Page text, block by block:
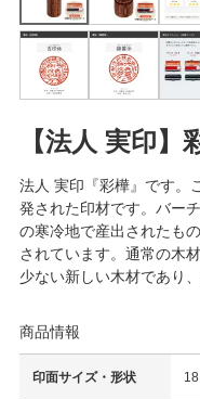
【法人 実印】
法人 実印『彩樺』です。
発された印材です。バー
の寒冷地で産出されたも
されています。通常の木
少ない新しい木材であり
商品情報
印面サイズ・形状